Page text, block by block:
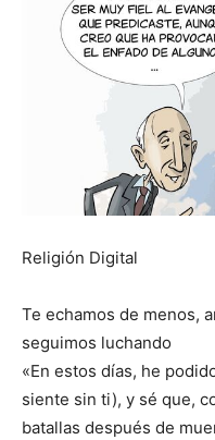
Religión Digital
Te echamos de menos,
seguimos luchando
«En estos días, he
siente sin ti), y sé que,
batallas después de